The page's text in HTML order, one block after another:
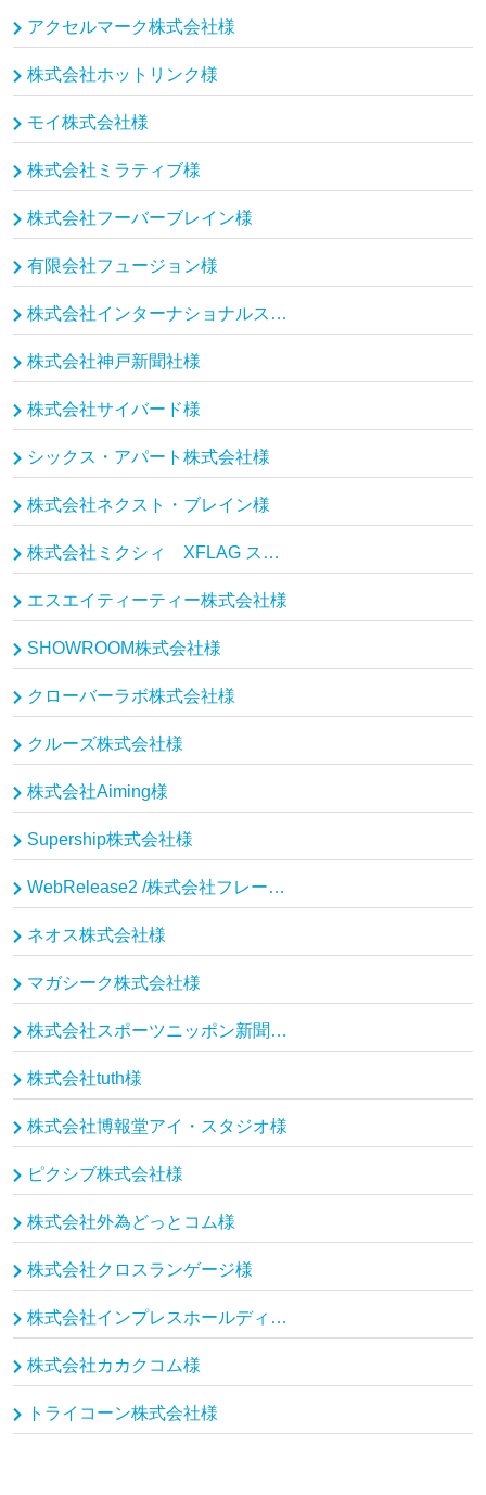
アクセルマーク株式会社様
株式会社ホットリンク様
モイ株式会社様
株式会社ミラティブ様
株式会社フーバーブレイン様
有限会社フュージョン様
株式会社インターナショナルスポーツマーケティング様
株式会社神戸新聞社様
株式会社サイバード様
シックス・アパート株式会社様
株式会社ネクスト・ブレイン様
株式会社ミクシィ XFLAG スタジオ様
エスエイティーティー株式会社様
SHOWROOM株式会社様
クローバーラボ株式会社様
クルーズ株式会社様
株式会社Aiming様
Supership株式会社様
WebRelease2 /株式会社フレームワークスソフトウェア様
ネオス株式会社様
マガシーク株式会社様
株式会社スポーツニッポン新聞社様
株式会社tuth様
株式会社博報堂アイ・スタジオ様
ピクシブ株式会社様
株式会社外為どっとコム様
株式会社クロスランゲージ様
株式会社インプレスホールディングス（インプレスグループ）様
株式会社カカクコム様
トライコーン株式会社様